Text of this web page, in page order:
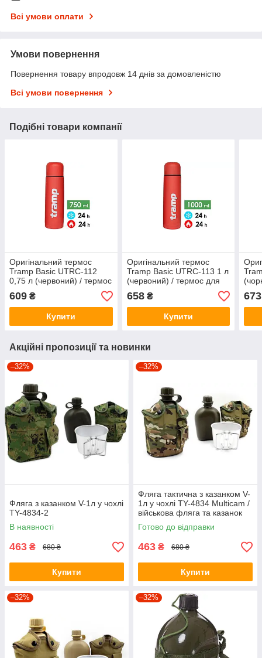
Всі умови оплати
Умови повернення
Повернення товару впродовж 14 днів за домовленістю
Всі умови повернення
Подібні товари компанії
Оригінальний термос
Tramp Basic UTRC-112
0,75 л (червоний) / термос
для рідини
609 ₴
Купити
Оригінальний термос
Tramp Basic UTRC-113 1 л
(червоний) / термос для
рідини
658₴
Купити
673
Акційні пропозиції та новинки
–32%
Фляга з казанком V-1л у чохлі
TY-4834-2
В наявності
463 ₴ 680 ₴
Купити
–32%
Фляга тактична з казанком V-
1л у чохлі TY-4834 Multicam /
військова фляга та казанок
мультикам
Готово до відправки
463 ₴ 680 ₴
Купити
–32% –32%